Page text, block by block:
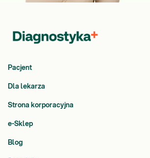
Pacjent
Dla lekarza
Strona korporacyjna
e-Sklep
Blog